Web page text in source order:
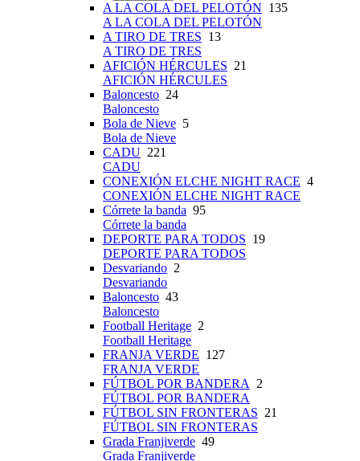
A LA COLA DEL PELOTÓN 135
A LA COLA DEL PELOTÓN
A TIRO DE TRES 13
A TIRO DE TRES
AFICIÓN HÉRCULES 21
AFICIÓN HÉRCULES
Baloncesto 24
Baloncesto
Bola de Nieve 5
Bola de Nieve
CADU 221
CADU
CONEXIÓN ELCHE NIGHT RACE 4
CONEXIÓN ELCHE NIGHT RACE
Córrete la banda 95
Córrete la banda
DEPORTE PARA TODOS 19
DEPORTE PARA TODOS
Desvariando 2
Desvariando
Baloncesto 43
Baloncesto
Football Heritage 2
Football Heritage
FRANJA VERDE 127
FRANJA VERDE
FÚTBOL POR BANDERA
2
FÚTBOL POR BANDERA
FÚTBOL SIN FRONTERAS 21
FÚTBOL SIN FRONTERAS
Grada Franjiverde 49
Grada Franjiverde